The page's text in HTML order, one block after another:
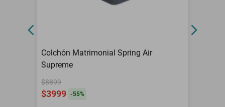
Colchón Matrimonial Spring Air
Supreme
$8899
$3999 -55%